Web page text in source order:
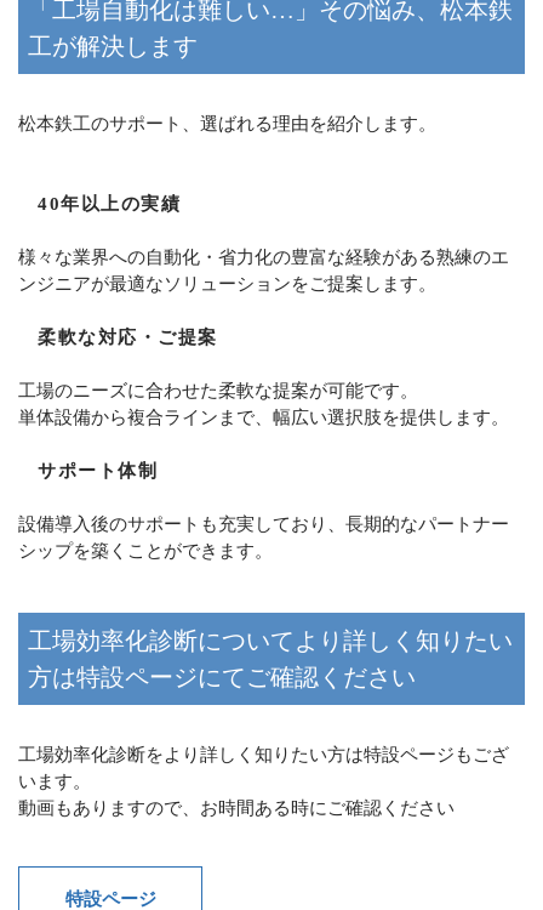
「工場自動化は難しい…」その悩み、松本鉄
工が解決します
松本鉄工のサポート、選ばれる理由を紹介します。
40年以上の実績
様々な業界への自動化・省力化の豊富な経験がある熟練のエ
ンジニアが最適なソリューションをご提案します。
柔軟な対応・ご提案
工場のニーズに合わせた柔軟な提案が可能です。
単体設備から複合ラインまで、幅広い選択肢を提供します。
サポート体制
設備導入後のサポートも充実しており、長期的なパートナー
シップを築くことができます。
工場効率化診断についてより詳しく知りたい
方は特設ページにてご確認ください
工場効率化診断をより詳しく知りたい方は特設ページもござ
います。
動画もありますので、お時間ある時にご確認ください
特設ページ